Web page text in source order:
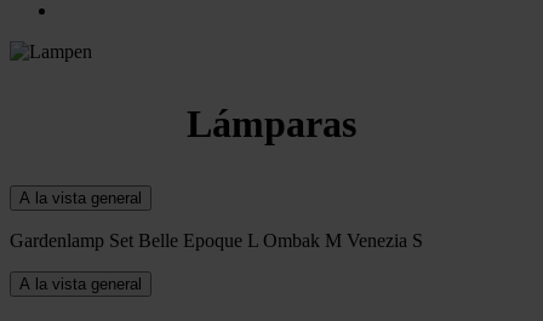
Lámparas
Gardenlamp Set Belle Epoque L Ombak M Venezia S